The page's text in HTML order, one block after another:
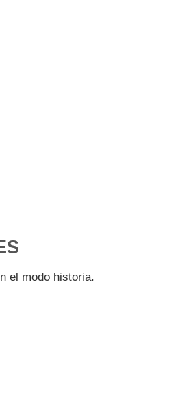
el modo historia.